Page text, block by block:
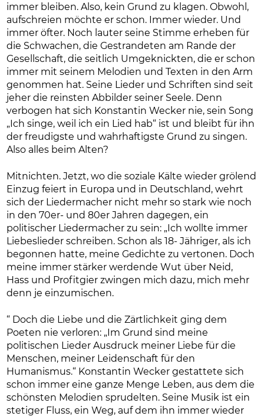
immer bleiben. Also, kein Grund zu klagen. Obwohl,
aufschreien möchte er schon. Immer wieder. Und
immer öfter. Noch lauter seine Stimme erheben für
die Schwachen, die Gestrandeten am Rande der
Gesellschaft, die seitlich Umgeknickten, die er schon
immer mit seinem Melodien und Texten in den Arm
genommen hat. Seine Lieder und Schriften sind seit
jeher die reinsten Abbilder seiner Seele. Denn
verbogen hat sich Konstantin Wecker nie, sein Song
„Ich singe, weil ich ein Lied hab“ ist und bleibt für ihn
der freudigste und wahrhaftigste Grund zu singen.
Also alles beim Alten?
Mitnichten. Jetzt, wo die soziale Kälte wieder grölend
Einzug feiert in Europa und in Deutschland, wehrt
sich der Liedermacher nicht mehr so stark wie noch
in den 70er- und 80er Jahren dagegen, ein
politischer Liedermacher zu sein: „Ich wollte immer
Liebeslieder schreiben. Schon als 18- Jähriger, als ich
begonnen hatte, meine Gedichte zu vertonen. Doch
meine immer stärker werdende Wut über Neid,
Hass und Profitgier zwingen mich dazu, mich mehr
denn je einzumischen.
“ Doch die Liebe und die Zärtlichkeit ging dem
Poeten nie verloren: „Im Grund sind meine
politischen Lieder Ausdruck meiner Liebe für die
Menschen, meiner Leidenschaft für den
Humanismus.“ Konstantin Wecker gestattete sich
schon immer eine ganze Menge Leben, aus dem die
schönsten Melodien sprudelten. Seine Musik ist ein
stetiger Fluss, ein Weg, auf dem ihn immer wieder